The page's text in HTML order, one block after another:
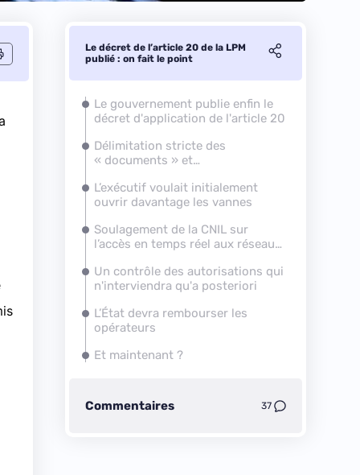
Le décret de l’article 20 de la LPM
publié : on fait le point
Le gouvernement publie enfin le
décret d'application de l'article 20
Délimitation stricte des
« documents » et
L’exécutif voulait initialement
ouvrir davantage les vannes
Soulagement de la CNIL sur
l’accès en temps réel aux réseaux
Un contrôle des autorisations qui
n'interviendra qu'a posteriori
L’État devra rembourser les
opérateurs
Et maintenant ?
Commentaires 37